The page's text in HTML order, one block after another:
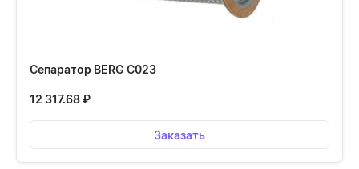
Сепаратор BERG С023
12 317.68₽
Заказать